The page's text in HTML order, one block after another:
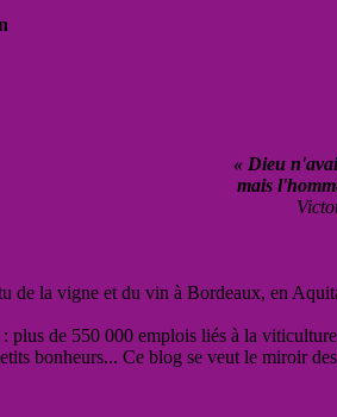
« Dieu
mais
la vigne et du vin à Bordeaux, en
plus de 550 000 emplois liés à la
bonheurs... Ce blog se veut le miroir